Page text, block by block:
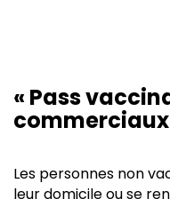
« Pass
commerciaux
Les personnes non
leur domicile ou se